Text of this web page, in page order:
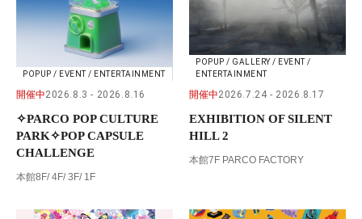
POPUP / EVENT / ENTERTAINMENT
開催中2026.8.3 2026.8.16
✧PARCO POP CULTURE
PARK✧POP CAPSULE
CHALLENGE
本館8F/ 4F/ 3F/ 1F
POPUP / GALLERY / EVENT /
ENTERTAINMENT
開催中2026.7.24 2026.8.17
EXHIBITION OF SILENT
HILL 2
本館7F PARCO FACTORY